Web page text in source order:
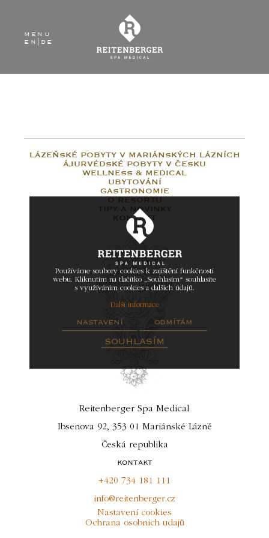
menu
en
de
LÁZEŇSKÉ POBYTY V MARIÁNSKÝCH LÁZNÍCH
ÁJURVÉDSKÉ POBYTY V ČESKU
WELLNESS & MEDICAL
UBYTOVÁNÍ
GASTRONOMIE
O RESORTU
TIPY A NOVINKY
KONTAKT
Reitenberger Spa Medical
Ibsenova 92, 353 01 Mariánské Lázně
Česká republika
kontakt
+420 734 181 111
info@reitenberger.cz
Používáme soubory cookies k zajištění funkčnosti
webu. Kliknutím na tlačítko „Souhlasím“ souhlasíte
s využíváním cookies a dalších údajů.
Další informace
nastavení odmítám
souhlasím
Nastavení cookies
Ochrana osobnich udajů